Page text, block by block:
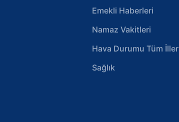
Emekli Haberleri
Namaz Vakitleri
Hava Durumu Tüm İller
Sağlık